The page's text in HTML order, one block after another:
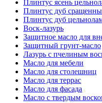
Плинтус ясень
Плинтус дуб
Плинтус дуб
Воск-лазурь
Защитное масло для
Защитный грунт-масло
Лазурь с пчелиным
Масло для мебели
Масло для столешниц
Масло для террас
Масло для фасада
Масло с твердым